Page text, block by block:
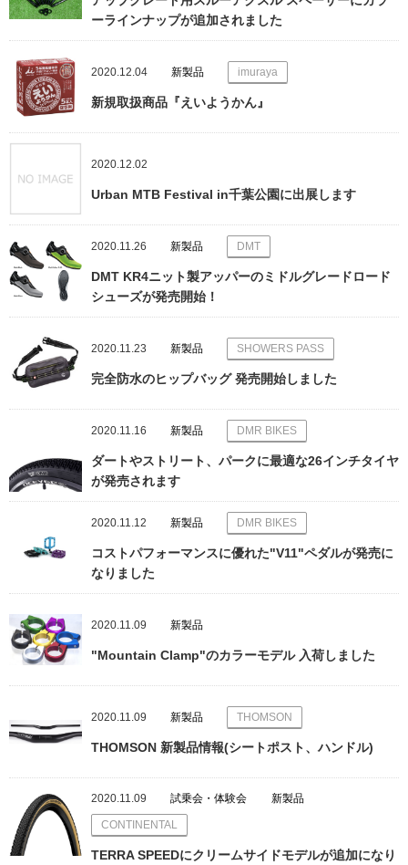
ーラインナップが追加されました
2020.12.04 新製品 imuraya
新規取扱商品『えいようかん』
2020.12.02
Urban MTB Festival in千葉公園に出展します
2020.11.26 新製品 DMT
DMT KR4ニット製アッパーのミドルグレードロード
シューズが発売開始！
2020.11.23 新製品 SHOWERS PASS
完全防水のヒップバッグ 発売開始しました
2020.11.16 新製品 DMR BIKES
ダートやストリート、パークに最適な26インチタイヤ
が発売されます
2020.11.12 新製品 DMR BIKES
コストパフォーマンスに優れた"V11"ペダルが発売に
なりました
2020.11.09 新製品
"Mountain Clamp"のカラーモデル 入荷しました
2020.11.09 新製品 THOMSON
THOMSON 新製品情報(シートポスト、ハンドル)
2020.11.09 試乗会・体験会 新製品
CONTINENTAL
TERRA SPEEDにクリームサイドモデルが追加になり